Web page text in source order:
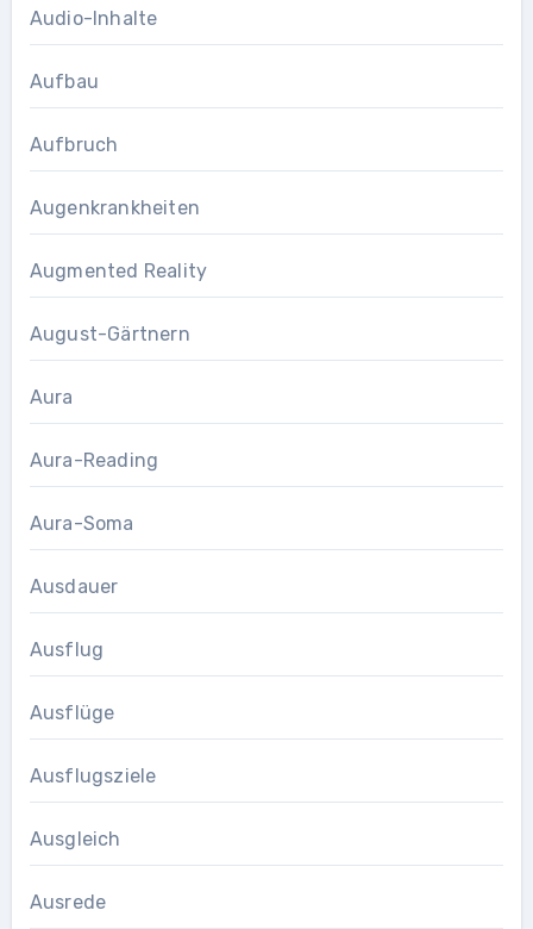
Audio-Inhalte
Aufbau
Aufbruch
Augenkrankheiten
Augmented Reality
August-Gärtnern
Aura
Aura-Reading
Aura-Soma
Ausdauer
Ausflug
Ausflüge
Ausflugsziele
Ausgleich
Ausrede